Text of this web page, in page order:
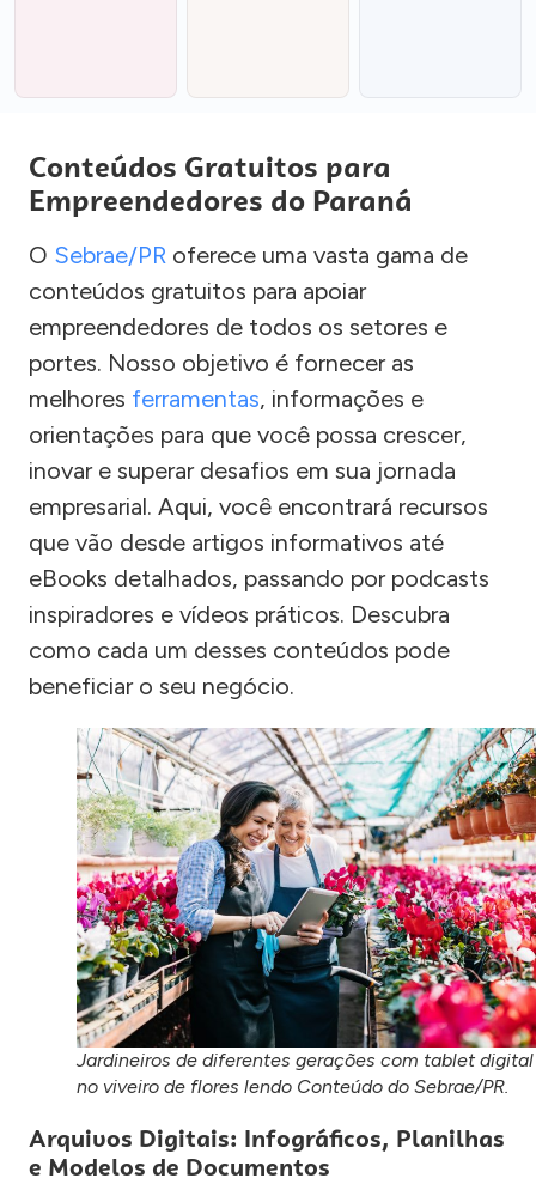
Conteúdos Gratuitos para
Empreendedores do Paraná
O Sebrae/PR oferece uma vasta gama de
conteúdos gratuitos para apoiar
empreendedores de todos os setores e
portes. Nosso objetivo é fornecer as
melhores ferramentas, informações e
orientações para que você possa crescer,
inovar e superar desafios em sua jornada
empresarial. Aqui, você encontrará recursos
que vão desde artigos informativos até
eBooks detalhados, passando por podcasts
inspiradores e vídeos práticos. Descubra
como cada um desses conteúdos pode
beneficiar o seu negócio.
Jardineiros de diferentes gerações com tablet digital
no viveiro de flores lendo Conteúdo do Sebrae/PR.
Arquivos Digitais: Infográficos, Planilhas
e Modelos de Documentos